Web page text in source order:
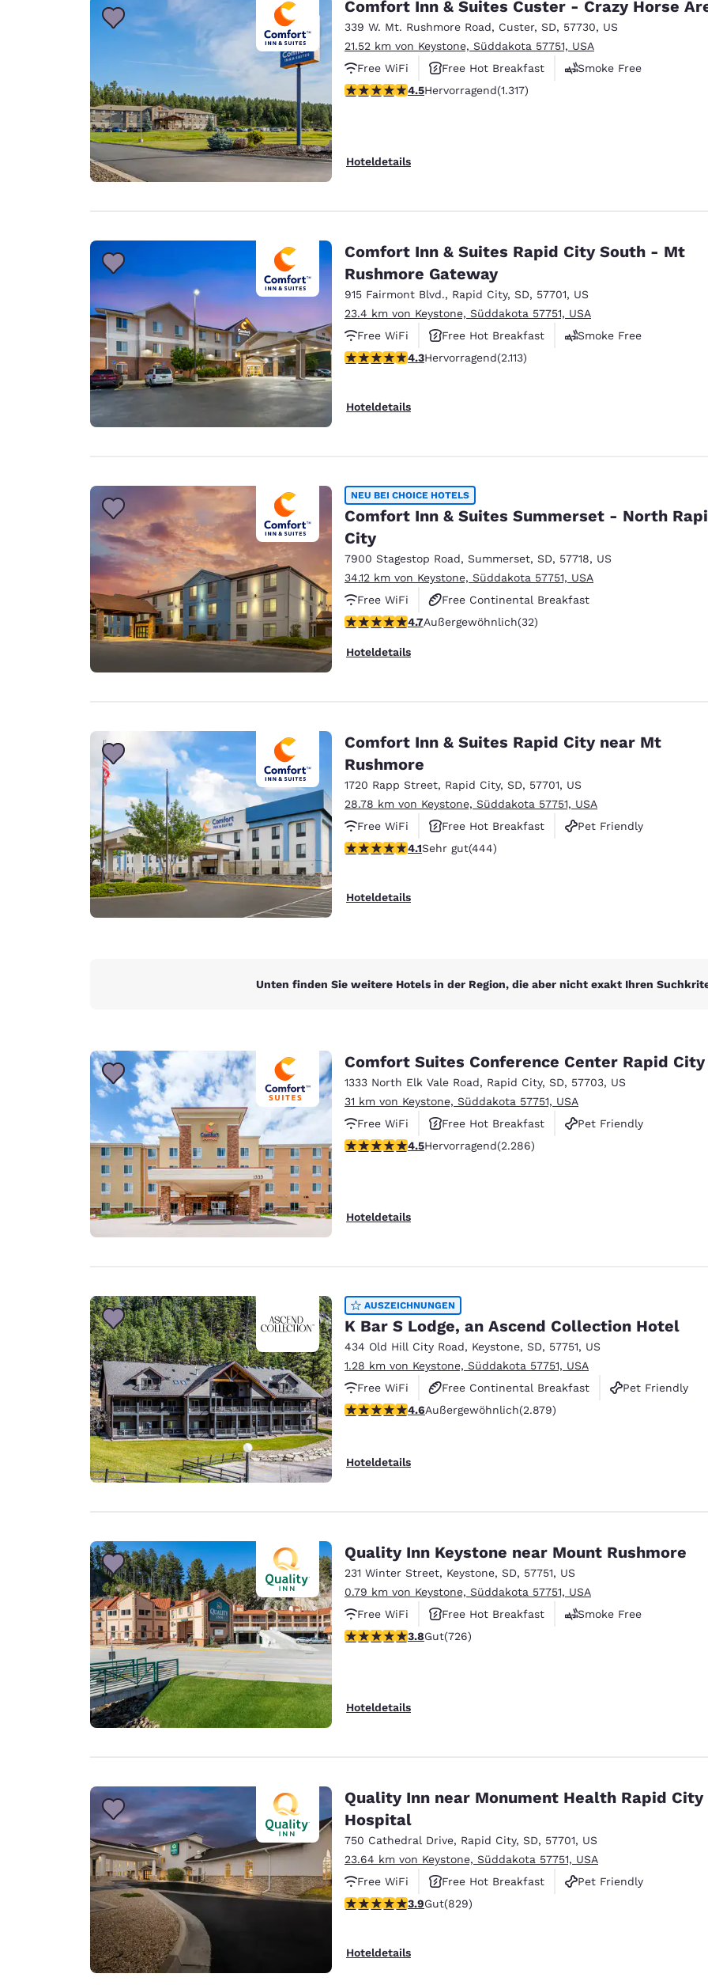
Comfort Inn & Suites Custer - Crazy Horse
339 W. Mt. Rushmore Road, Custer, SD, 57730, US
21.52 km von Keystone, Süddakota 57751, USA
Free WiFi
Free Hot Breakfast
Smoke Free
4.49-Sterne-Bewertung. Hervorragend. 1317 Bewertungen
4.5Hervorragend(1.317)
Hoteldetails
Comfort Inn & Suites Rapid City South - Mt
Rushmore Gateway
915 Fairmont Blvd., Rapid City, SD, 57701, US
23.4 km von Keystone, Süddakota 57751, USA
Free WiFi
Free Hot Breakfast
Smoke Free
4.34-Sterne-Bewertung. Hervorragend. 2113 Bewertungen
4.3Hervorragend(2.113)
Hoteldetails
NEU BEI CHOICE HOTELS
Comfort Inn & Suites Summerset - North
City
7900 Stagestop Road, Summerset, SD, 57718, US
34.12 km von Keystone, Süddakota 57751, USA
Free WiFi
Free Continental Breakfast
Free Hot Breakfast
4.72-Sterne-Bewertung. Außergewöhnlich. 32 Bewertungen
4.7Außergewöhnlich(32)
Hoteldetails
Comfort Inn & Suites Rapid City near Mt
Rushmore
1720 Rapp Street, Rapid City, SD, 57701, US
28.78 km von Keystone, Süddakota 57751, USA
Free WiFi
Free Hot Breakfast
Pet Friendly
4.14-Sterne-Bewertung. Sehr gut. 444 Bewertungen
4.1Sehr gut(444)
Hoteldetails
Unten finden Sie weitere Hotels in der Region, die aber nicht exakt Ihren
Comfort Suites Conference Center Rapid City
1333 North Elk Vale Road, Rapid City, SD, 57703, US
31 km von Keystone, Süddakota 57751, USA
Free WiFi
Free Hot Breakfast
Pet Friendly
4.55-Sterne-Bewertung. Hervorragend. 2286 Bewertungen
4.5Hervorragend(2.286)
Hoteldetails
AUSZEICHNUNGEN
K Bar S Lodge, an Ascend Collection Hotel
434 Old Hill City Road, Keystone, SD, 57751, US
1.28 km von Keystone, Süddakota 57751, USA
Free WiFi
Free Continental Breakfast
Pet Friendly
4.64-Sterne-Bewertung. Außergewöhnlich. 2879 Bewertungen
4.6Außergewöhnlich(2.879)
Hoteldetails
Quality Inn Keystone near Mount Rushmore
231 Winter Street, Keystone, SD, 57751, US
0.79 km von Keystone, Süddakota 57751, USA
Free WiFi
Free Hot Breakfast
Smoke Free
3.75-Sterne-Bewertung. Gut. 726 Bewertungen
3.8Gut(726)
Hoteldetails
Quality Inn near Monument Health Rapid City
Hospital
750 Cathedral Drive, Rapid City, SD, 57701, US
23.64 km von Keystone, Süddakota 57751, USA
Free WiFi
Free Hot Breakfast
Pet Friendly
3.92-Sterne-Bewertung. Gut. 829 Bewertungen
3.9Gut(829)
Hoteldetails